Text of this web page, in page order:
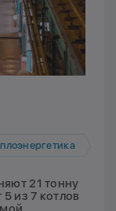
21 тонну
из 7 котлов